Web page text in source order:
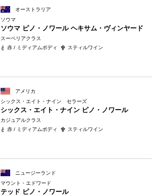
オーストラリア
ソウマ
ソウマ ピノ・ノワール ヘキサム・ヴィンヤード
スーペリアクラス
赤 / ミディアムボディ
スティルワイン
アメリカ
シックス・エイト・ナイン セラーズ
シックス・エイト・ナイン ピノ・ノワール
カジュアルクラス
赤 / ミディアムボディ
スティルワイン
ニュージーランド
マウント・エドワード
テッド ピノ・ノワール